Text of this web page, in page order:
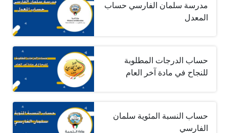
مدرسة سلمان الفارسي حساب
المعدل
حساب الدرجات المطلوبة
للنجاح في مادة آخر العام
حساب النسبة المئوية سلمان
الفارسي